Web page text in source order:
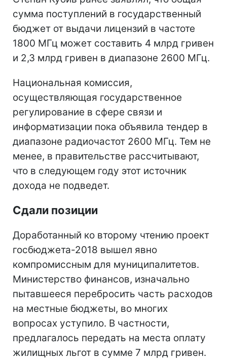
сумма поступлений в государственный
бюджет от выдачи лицензий в частоте
1800 МГц может составить 4 млрд гривен
и 2,3 млрд гривен в диапазоне 2600 МГц.
Национальная комиссия,
осуществляющая государственное
регулирование в сфере связи и
информатизации пока объявила тендер в
диапазоне радиочастот 2600 МГц. Тем не
менее, в правительстве рассчитывают,
что в следующем году этот источник
дохода не подведет.
Сдали позиции
Доработанный ко второму чтению проект
госбюджета-2018 вышел явно
компромиссным для муниципалитетов.
Министерство финансов, изначально
пытавшееся перебросить часть расходов
на местные бюджеты, во многих
вопросах уступило. В частности,
предлагалось передать на места оплату
жилищных льгот в сумме 7 млрд гривен.